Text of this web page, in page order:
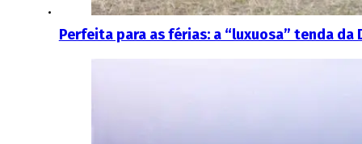
Perfeita para as férias: a “luxuosa” tenda